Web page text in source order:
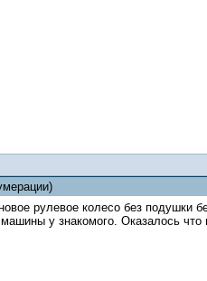
рулевое колесо без подушки
у знакомого. Оказалось что